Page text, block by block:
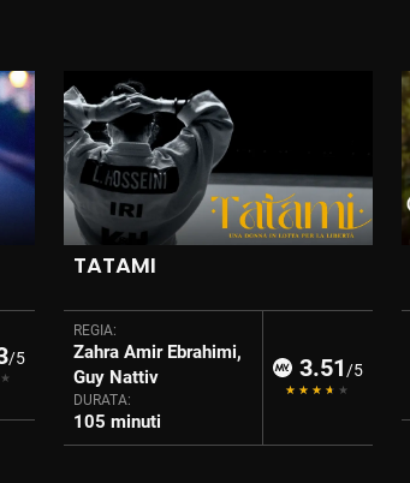
/5
TATAMI
REGIA:
Zahra Amir Ebrahimi,
Guy Nattiv
DURATA:
105 minuti
3.51 /5